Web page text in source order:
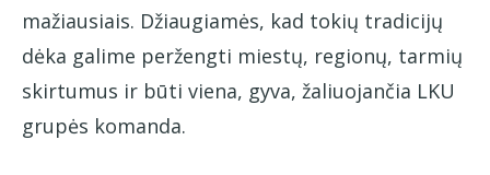
mažiausiais. Džiaugiamės, kad tokių tradicijų
dėka galime peržengti miestų, regionų, tarmių
skirtumus ir būti viena, gyva, žaliuojančia LKU
grupės komanda.